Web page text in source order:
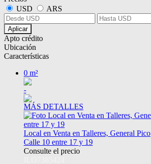
USD
ARS
Aplicar
Apto crédito
Ubicación
Características
0 m²
-
MÁS DETALLES
Local en Venta en Talleres, General Pico
Calle 10 entre 17 y 19
Consulte el precio